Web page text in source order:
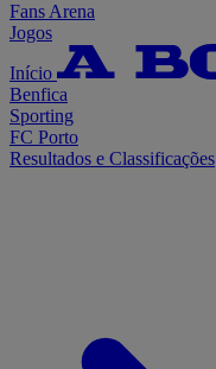
Fans Arena
Jogos
Início
Benfica
Sporting
FC Porto
Resultados e Classificações